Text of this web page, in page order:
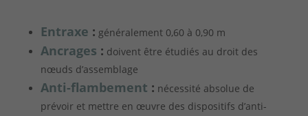
Entraxe : généralement 0,60 à 0,90 m
Ancrages : doivent être étudiés au droit des
nœuds d’assemblage
Anti-flambement : nécessité absolue de
prévoir et mettre en œuvre des dispositifs d’anti-